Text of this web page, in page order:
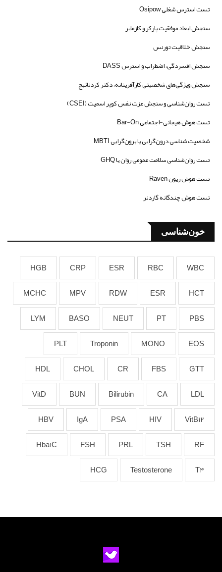
تست استرس شغلی Osipow
سنجش ابعاد موفقیت پارکر و کازمایر
سنجش خلاقیت تورنس
سنجش افسردگی، اضطراب و استرس DASS
سنجش ویژگی‌های شخصیتی کارآفرینانه، دکتر کردنائیج
تست روان‌شناسی و سنجش عزت نفس کوپر اسمیت (CSEI)
تست هوش هیجانی-اجتماعی Bar-On
شخصیت شناسی درون‌گرایی یا برون‌گرایی MBTI
تست روان‌شناسی سلامت عمومی روان یا GHQ
تست هوش ریون Raven
تست هوش چندگانه گاردنر
خون‌شناسی
WBC
RBC
ESR
CRP
HGB
HCT
ESR
RDW
MPV
MCHC
PBS
PT
NEUT
BASO
LYM
EOS
MONO
Troponin
PLT
GTT
FBS
CR
CHOL
HDL
LDL
CA
Bilirubin
BUN
VitD
VitB12
HIV
PSA
IgA
HBV
RF
TSH
PRL
FSH
Hba1C
T4
Testosterone
HCG